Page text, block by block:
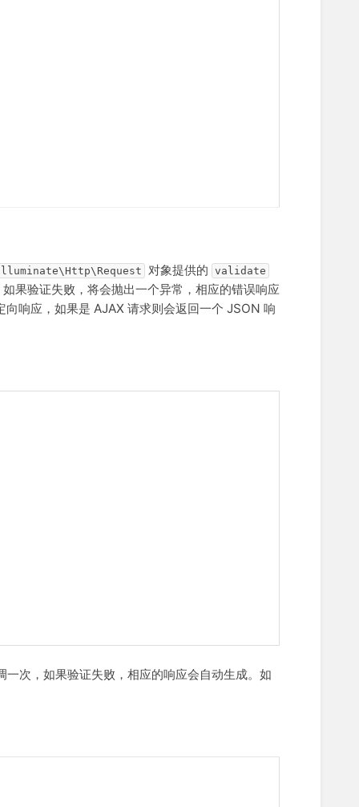
对象提供的 validate
果验证失败，将会抛出一个异常，相应的错误响应
响应，如果是 AJAX 请求则会返回一个 JSON 响
一次，如果验证失败，相应的响应会自动生成。如